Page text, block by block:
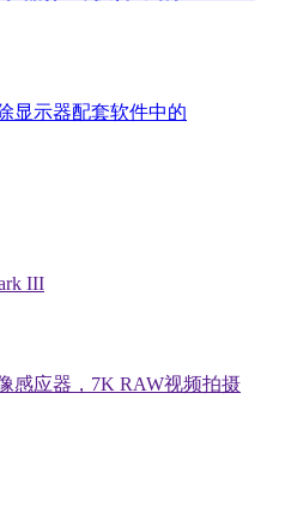
感应器，7K RAW视频拍摄